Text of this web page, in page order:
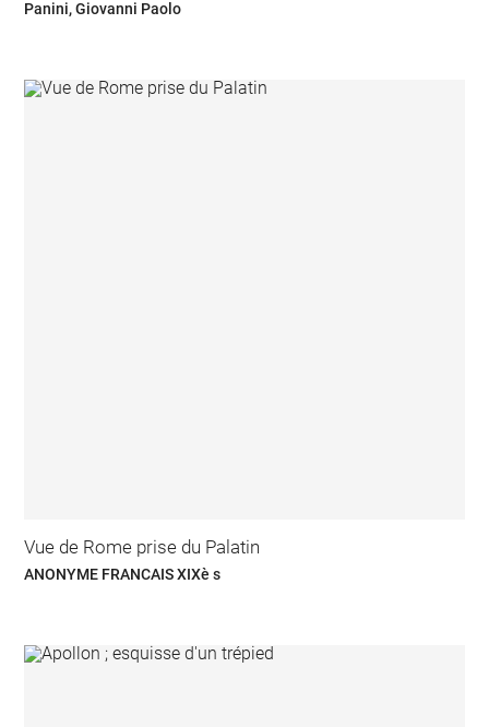
Panini, Giovanni Paolo
Vue de Rome prise du Palatin
ANONYME FRANCAIS XIXè s